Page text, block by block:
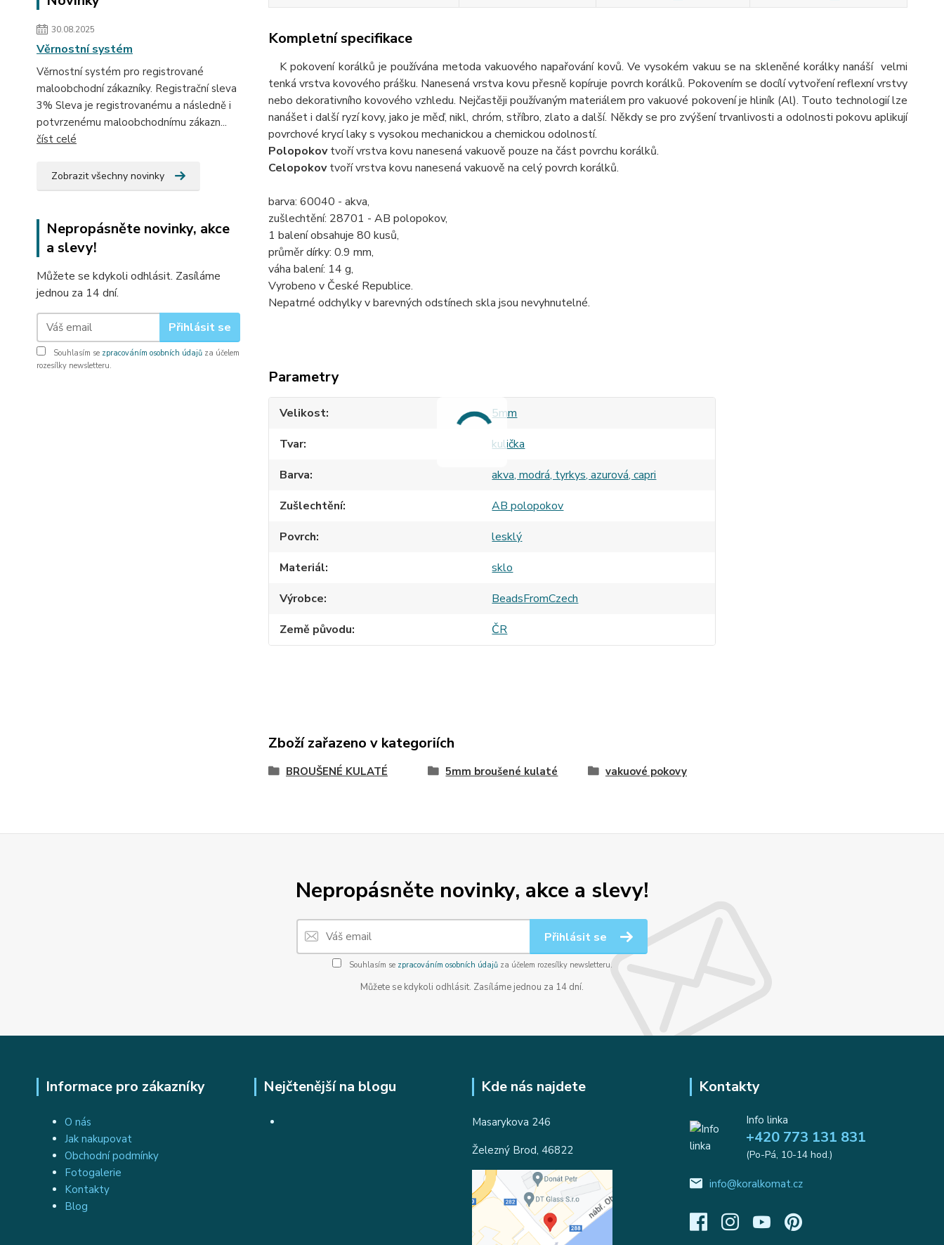
30.08.2025
Věrnostní systém
Věrnostní systém pro registrované
maloobchodní zákazníky. Registrační sleva
3% Sleva je registrovanému a následně i
potvrzenému maloobchodnímu zákazn...
číst celé
Zobrazit všechny novinky
Nepropásněte novinky, akce
a slevy!
Můžete se kdykoli odhlásit. Zasíláme
jednou za 14 dní.
Přihlásit se
Souhlasím se zpracováním osobních údajů za účelem
rozesílky newsletteru.
Kompletní specifikace
K pokovení korálků je používána metoda vakuového napařování kovů. Ve vysokém vakuu se na skleněné korálky nanáší velmi
tenká vrstva kovového prášku. Nanesená vrstva kovu přesně kopíruje povrch korálků. Pokovením se docílí vytvoření reflexní vrstvy
nebo dekorativního kovového vzhledu. Nejčastěji používaným materiálem pro vakuové pokovení je hliník (Al). Touto technologií lze
nanášet i další ryzí kovy, jako je měď, nikl, chróm, stříbro, zlato a další. Někdy se pro zvýšení trvanlivosti a odolnosti pokovu aplikují
povrchové krycí laky s vysokou mechanickou a chemickou odolností.
Polopokovtvoří vrstva kovu nanesená vakuově pouze na část povrchu korálků.
Celopokovtvoří vrstva kovu nanesená vakuově na celý povrch korálků.
barva: 60040 - akva,
zušlechtění: 28701 - AB polopokov,
1 balení obsahuje 80 kusů,
průměr dírky: 0.9 mm,
váha balení: 14 g,
Vyrobeno v České Republice.
Nepatrné odchylky v barevných odstínech skla jsou nevyhnutelné.
Parametry
Velikost
5mm
Tvar
kulička
Barva
akva, modrá, tyrkys, azurová, capri
Zušlechtění
AB polopokov
Povrch
lesklý
Materiál
sklo
Výrobce
BeadsFromCzech
Země původu
ČR
Zboží zařazeno v kategoriích
BROUŠENÉ KULATÉ 5mm broušené kulaté vakuové pokovy
Nepropásněte novinky, akce a slevy!
Přihlásit se
Souhlasím se zpracováním osobních údajůza účelem rozesílky newsletteru.
Můžete se kdykoli odhlásit. Zasíláme jednou za 14 dní.
Informace pro zákazníky
O nás
Jak nakupovat
Obchodní podmínky
Fotogalerie
Kontakty
Blog
Nejčtenější na blogu Kde nás najdete
Masarykova 246
Železný Brod, 46822
Kontakty
Info linka
+420 773 131 831
(Po-Pá, 10-14 hod.)
info@koralkomat.cz